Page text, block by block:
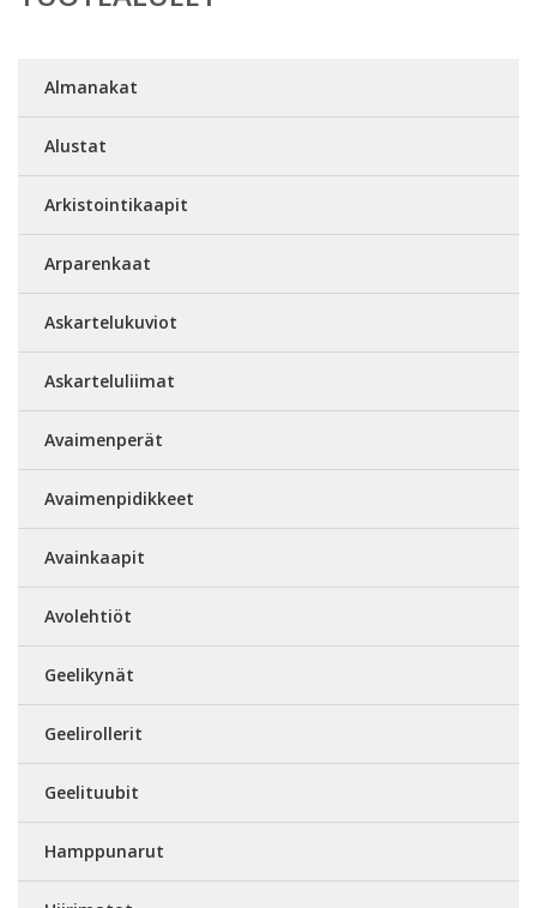
Almanakat
Alustat
Arkistointikaapit
Arparenkaat
Askartelukuviot
Askarteluliimat
Avaimenperät
Avaimenpidikkeet
Avainkaapit
Avolehtiöt
Geelikynät
Geelirollerit
Geelituubit
Hamppunarut